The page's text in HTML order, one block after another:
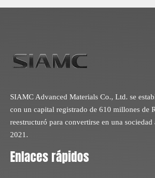
SIAMC Advanced Materials Co., Ltd. se
con un capital registrado de 610 millones de
reestructuró para convertirse en una sociedad
2021.
Enlaces rápidos